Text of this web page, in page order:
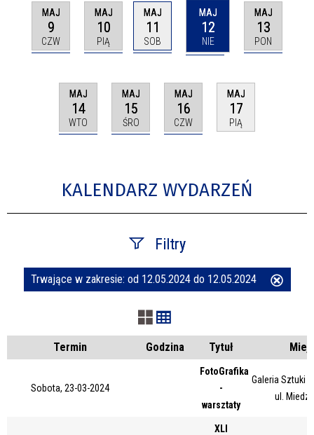
MAJ
9
CZW
MAJ
10
PIĄ
MAJ
11
SOB
MAJ
12
NIE
MAJ
13
PON
MAJ
14
WTO
MAJ
15
ŚRO
MAJ
16
CZW
MAJ
17
PIĄ
KALENDARZ WYDARZEŃ
Filtry
Szukana fraza
Kategoria
Trwające w zakresie
Trwające w zakresie: od 12.05.2024 do 12.05.2024
Termin Godzina Tytuł
Sobota, 23-03-2024
FotoGrafika
-
warsztaty
Galeria Sztuki
ul.
XLI